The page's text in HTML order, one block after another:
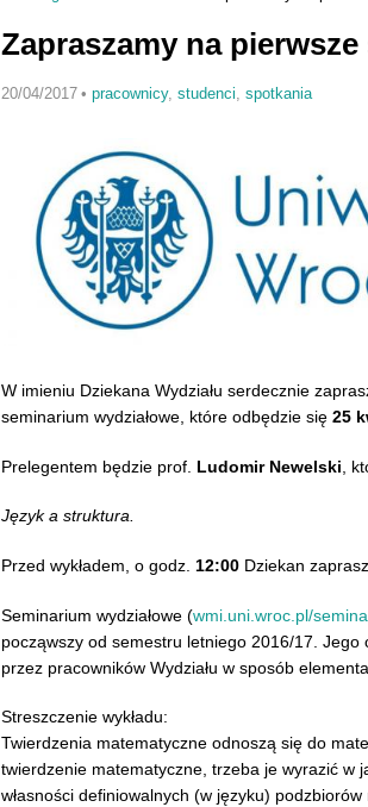
Zapraszamy na
20/04/2017 • pracownicy, studenci, spotkania
W imieniu Dziekana Wydziału serdecznie
seminarium wydziałowe, które odbędzie się 25
Prelegentem będzie prof. Ludomir Newelski ,
Język a struktura.
Przed wykładem, o godz. 12:00 Dziekan
Seminarium wydziałowe (wmi.uni.wroc.pl/
począwszy od semestru letniego 2016/17.
przez pracowników Wydziału w sposób
Streszczenie wykładu:
Twierdzenia matematyczne odnoszą się do
twierdzenie matematyczne, trzeba je wyrazić w
własności definiowalnych (w języku)